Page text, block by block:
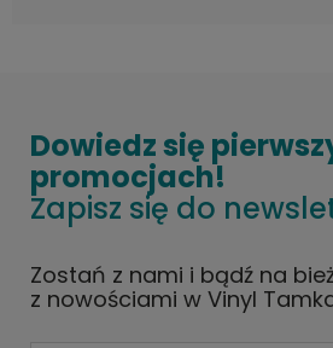
Dowiedz się
promocjach!
Zapisz się do
Zostań z nami i bądź na
z nowościami w Vinyl